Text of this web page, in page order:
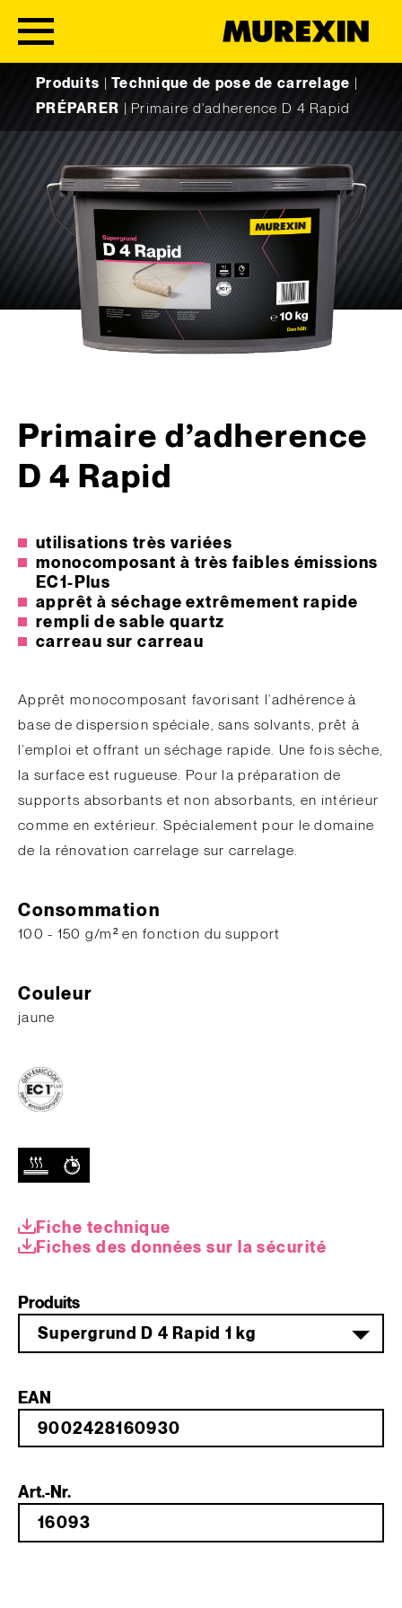
Produits |Technique de pose de carrelage
PRÉPARER
Primaire d’adherence D 4 Rapid
Primaire d’adherence
D 4 Rapid
utilisations très variées
monocomposant à très faibles émissions
EC1-Plus
apprêt à séchage extrêmement rapide
rempli de sable quartz
carreau sur carreau
Apprêt monocomposant favorisant l’adhérence à
base de dispersion spéciale, sans solvants, prêt à
l’emploi et offrant un séchage rapide. Une fois sèche,
la surface est rugueuse. Pour la préparation de
supports absorbants et non absorbants, en intérieur
comme en extérieur. Spécialement pour le domaine
de la rénovation carrelage sur carrelage.
Consommation
100 - 150 g/m² en fonction du support
Couleur
jaune
Fiche technique
Fiches des données sur la sécurité
Produits
Supergrund D 4 Rapid 1 kg
EAN
Art.-Nr.